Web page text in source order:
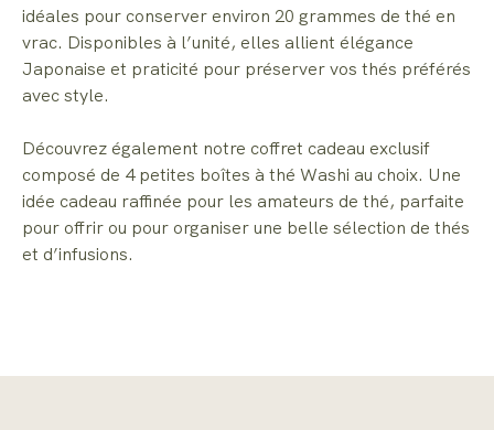
idéales pour conserver environ 20 grammes de thé en
vrac. Disponibles à l’unité, elles allient élégance
Japonaise et praticité pour préserver vos thés préférés
avec style.
Découvrez également notre coffret cadeau exclusif
composé de 4 petites boîtes à thé Washi au choix. Une
idée cadeau raffinée pour les amateurs de thé, parfaite
pour offrir ou pour organiser une belle sélection de thés
et d’infusions.